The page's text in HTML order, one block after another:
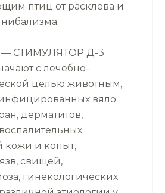
птиц от расклева и
СТИМУЛЯТОР Д-3
с лечебно-
целью животным,
вяло
дерматитов,
кожи и копыт,
свищей,
гинекологических